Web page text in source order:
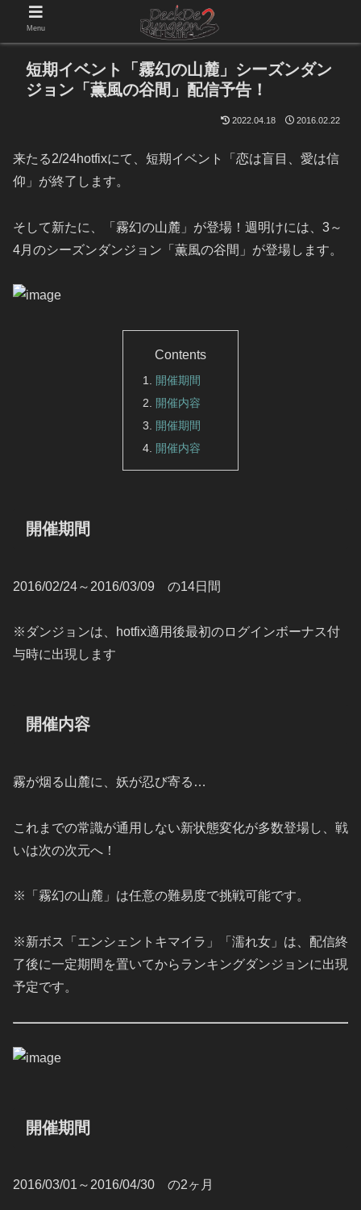
短期イベント「霧幻の山麓」シーズンダン
ジョン「薫風の谷間」配信予告！
2022.04.18 2016.02.22
来たる2/24hotfixにて、短期イベント「恋は盲目、愛は信
仰」が終了します。
そして新たに、「霧幻の山麓」が登場！週明けには、3～
4月のシーズンダンジョン「薫風の谷間」が登場します。
Contents
開催期間
開催内容
開催期間
開催内容
開催期間
2016/02/24～2016/03/09 の14日間
※ダンジョンは、hotfix適用後最初のログインボーナス付
与時に出現します
開催内容
霧が烟る山麓に、妖が忍び寄る…
これまでの常識が通用しない新状態変化が多数登場し、戦
いは次の次元へ！
※「霧幻の山麓」は任意の難易度で挑戦可能です。
※新ボス「エンシェントキマイラ」「濡れ女」は、配信終
了後に一定期間を置いてからランキングダンジョンに出現
予定です。
開催期間
2016/03/01～2016/04/30 の2ヶ月
Menu